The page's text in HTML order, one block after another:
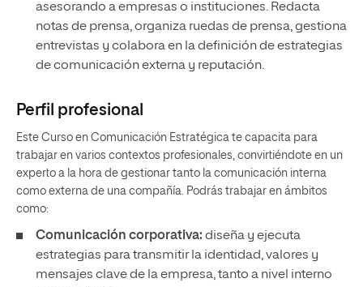
asesorando a empresas o instituciones. Redacta
notas de prensa, organiza ruedas de prensa, gestiona
entrevistas y colabora en la definición de estrategias
de comunicación externa y reputación.
Perfil profesional
Este Curso en Comunicación Estratégica te capacita para
trabajar en varios contextos profesionales, convirtiéndote en un
experto a la hora de gestionar tanto la comunicación interna
como externa de una compañía. Podrás trabajar en ámbitos
como:
Comunicación corporativa: diseña y ejecuta
estrategias para transmitir la identidad, valores y
mensajes clave de la empresa, tanto a nivel interno